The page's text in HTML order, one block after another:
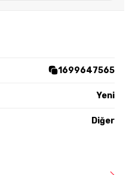
1699647565
Yeni
Diğer